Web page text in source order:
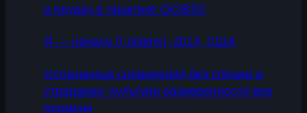
и неудач в практике ОС/ВТО
Я — начало (I origins), 2014, США
Осознанные сновидения без спешки и
страдания: культура размеренности вне
времени